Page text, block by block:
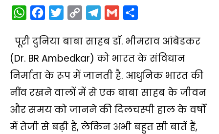
W
a
t
s
p
c
e
b
o
k
i
t
t
p
y
L
i
k
l
e
g
m
a
i
l
a
r
e
पूरी दुनिया बाबा साहब डॉ. भीमराव आंबेडकर
(Dr. BR Ambedkar) को भारत के संविधान
निर्माता के रूप में जानती है. आधुनिक भारत की
नींव रखने वालों में से एक बाबा साहब के जीवन
और समय को जानने की दिलचस्पी हाल के वर्षों
में तेजी से बढ़ी है, लेकिन अभी बहुत सी बातें हैं,